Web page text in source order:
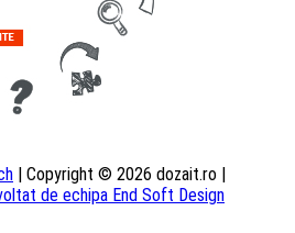
| Copyright © 2026 dozait.ro |
de echipa End Soft Design